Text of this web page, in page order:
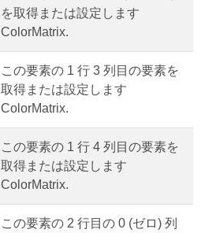
を取得または設定します
ColorMatrix.
この要素の 1 行 3 列目の要素を
取得または設定します
ColorMatrix.
この要素の 1 行 4 列目の要素を
取得または設定します
ColorMatrix.
この要素の 2 行目の 0 (ゼロ) 列